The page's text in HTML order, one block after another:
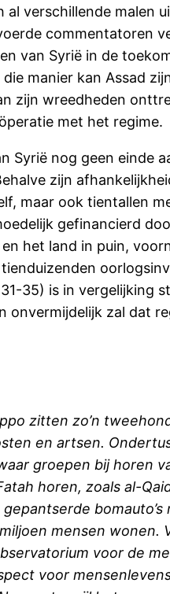
al verschillende malen
commentatoren
van Syrië in de
manier kan Assad
zijn wreedheden
met het regime.
Syrië nog geen einde
zijn
maar ook tientallen
gefinancierd
het land in puin,
35) is in vergelijking
onvermijdelijk zal dat
zitten zo’n
en artsen.
groepen bij horen
horen, zoals al-
mensen
voor de
voor